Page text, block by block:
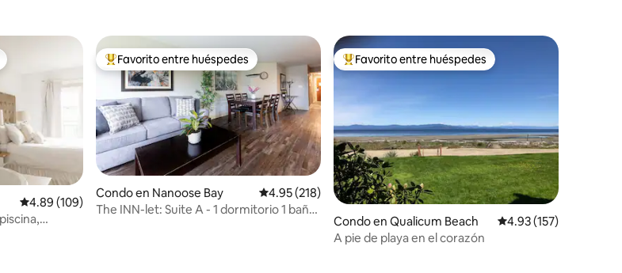
Calificación promedio: 4.89 de 5, 109 reseñas
4.89 (109)
Favorito entre huéspedes preferido
Favorito entre huéspedes
Condo en Nanoose Bay Calificación promedio: 4.95 de 5, 218 reseñas
4.95 (218)
The INN-let: Suite A - 1 dormitorio 1 baño
Favorito entre huéspedes preferido
Favorito entre huéspedes
Condo en Qualicum Beach Calificación promedio:
4.93 (157)
A pie de playa en el corazón